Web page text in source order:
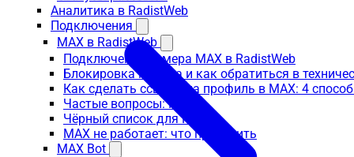
Аналитика в RadistWeb
Подключения
MAX в RadistWeb
Подключение номера MAX в RadistWeb
Блокировка номера и как обратиться в
Как сделать ссылку на профиль в MAX: 4
Частые вопросы: MAX
Чёрный список для MAX
MAX не работает: что проверить
MAX Bot